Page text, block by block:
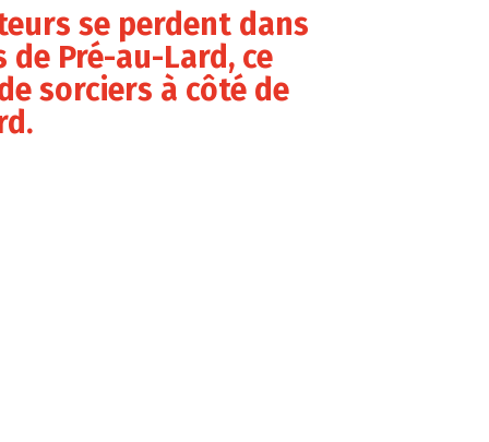
se perdent dans
de Pré-au-Lard, ce
sorciers à côté de